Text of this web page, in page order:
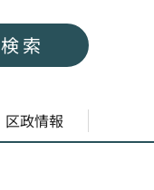
検索
区政情報